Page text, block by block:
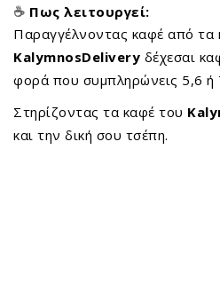
☕ Πως λειτουργεί:
Παραγγέλνοντας καφέ από τα
KalymnosDelivery δέχεσαι
φορά που συμπληρώνεις 5,6 ή
Στηρίζοντας τα καφέ του
και την δική σου τσέπη.